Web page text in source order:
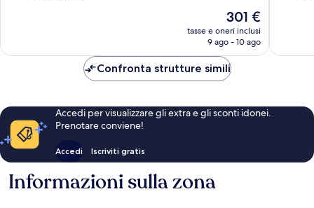
Il
prezzo
attuale
301 €
301 €
tasse e oneri inclusi
9 ago - 10 ago
Confronta strutture simili
Accedi per visualizzare gli extra e gli sconti idonei.
Prenotare conviene!
Accedi Iscriviti gratis
Informazioni sulla zona